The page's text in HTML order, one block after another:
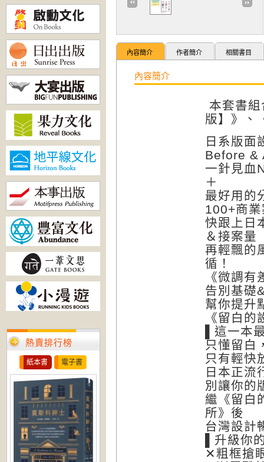
熱賣排行榜
紙本書 電子書
內容簡介 作者簡介 相關書目
內容簡介
本套書
版】》、
日系版面
Before &
一針見血
＋
最好用的
100+商
快跟上日
＆接案量
再輕飄的
循！
《微調
告別基礎
幫你提升
《留白
▌這一本
只懂留白
只有輕快
日本正流
別讓你的
繼《留白
所》後
台灣設計
▌升級你
✕粗框搶